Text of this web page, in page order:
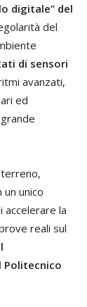
digitale” del
del
di sensori
avanzati,
ed
unico
accelerare la
reali sul
Politecnico